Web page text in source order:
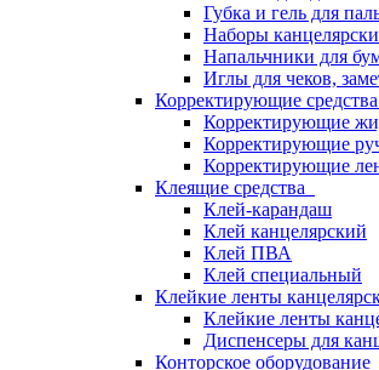
Губка и гель для
Наборы
Напальчники для
Иглы для чеков,
Корректирующие средства
Корректирующие
Корректирующие
Корректирующие
Клеящие средства
Клей-карандаш
Клей канцелярский
Клей ПВА
Клей специальный
Клейкие ленты
Клейкие ленты
Диспенсеры для
Конторское оборудование